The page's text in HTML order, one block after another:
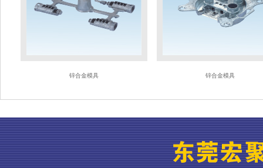
锌合金模具 锌合金模具